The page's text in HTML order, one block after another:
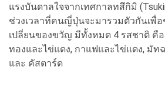
แรงบันดาลใจจากเทศกาลทสึกิมิ
ช่วงเวลาที่คนญี่ปุ่นจะมารวมตัวกันเพื่
เปลี่ยนของขวัญ มีทั้งหมด 4 รสชาติ คื
ทองและไข่แดง, กาแฟและไข่แดง, มัท
และ คัสตาร์ด